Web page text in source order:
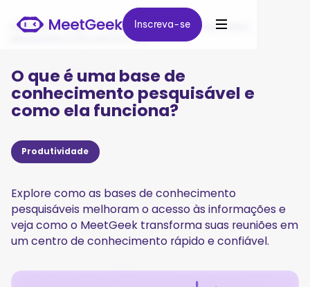
Inscreva-se
Inscreva-se
MeetGeek / Blog / O que é uma base de conhecimento
pesquisável e como ela funciona?
O que é uma base de
conhecimento pesquisável e
como ela funciona?
Produtividade
Explore como as bases de conhecimento
pesquisáveis melhoram o acesso às informações e
veja como o MeetGeek transforma suas reuniões em
um centro de conhecimento rápido e confiável.